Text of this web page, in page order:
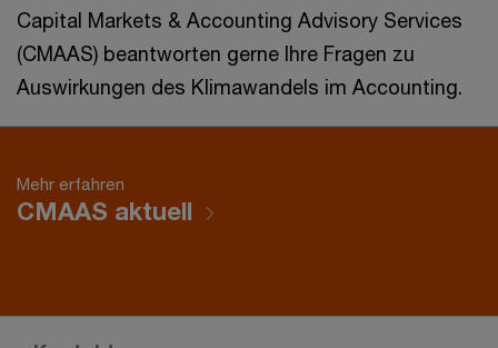
Capital Markets & Accounting Advisory Services
(CMAAS) beantworten gerne Ihre Fragen zu
Auswirkungen des Klimawandels im Accounting.
Mehr erfahren
CMAAS aktuell